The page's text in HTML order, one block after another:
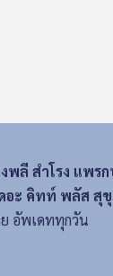
พลี สำโรง แพร
อะ คิทท์ พลัส สุ
อัพเดททุกวัน